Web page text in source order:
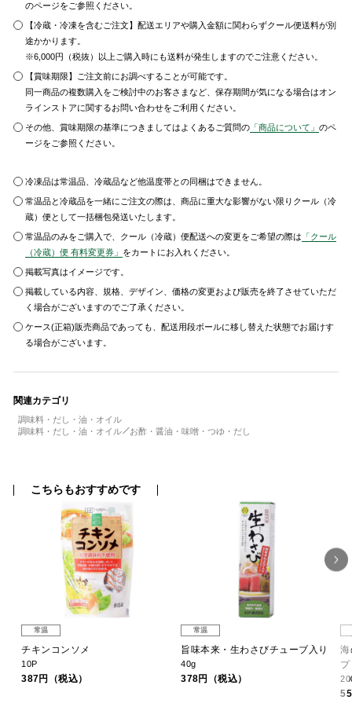
のページをご参照ください。
【冷蔵・冷凍を含むご注文】配送エリアや購入金額に関わらずクール便送料が別
途かかります。
※6,000円（税抜）以上ご購入時にも送料が発生しますのでご注意ください。
【賞味期限】ご注文前にお調べすることが可能です。
同一商品の複数購入をご検討中のお客さまなど、保存期間が気になる場合はオン
ラインストアに関するお問い合わせをご利用ください。
その他、賞味期限の基準につきましてはよくあるご質問の 「商品について」のペ
ージをご参照ください。
冷凍品は常温品、冷蔵品など他温度帯との同梱はできません。
常温品と冷蔵品を一緒にご注文の際は、商品に重大な影響がない限りクール（冷
蔵）便として一括梱包発送いたします。
常温品のみをご購入で、クール（冷蔵）便配送への変更をご希望の際は 「クール
（冷蔵）便 有料変更券」 をカートにお入れください。
掲載写真はイメージです。
掲載している内容、規格、デザイン、価格の変更および販売を終了させていただ
く場合がございますのでご了承ください。
ケース(正箱)販売商品であっても、配送用段ボールに移し替えた状態でお届けす
る場合がございます。
関連カテゴリ
調味料・だし・油・オイル
調味料・だし・油・オイル
お酢・醤油・味噌・つゆ・だし
こちらもおすすめです
常温
チキンコンソメ
10P
387円（税込）
常温
旨味本来・生わさびチューブ入り
40g
378円（税込）